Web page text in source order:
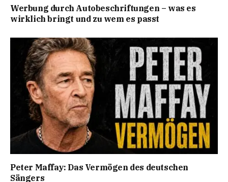
Werbung durch Autobeschriftungen – was es
wirklich bringt und zu wem es passt
Peter Maffay: Das Vermögen des deutschen
Sängers